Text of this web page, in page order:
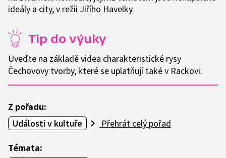
ideály a city, v režii Jiřího Havelky.
Tip do výuky
Uveďte na základě videa charakteristické rysy
Čechovovy tvorby, které se uplatňují také v Rackovi:
Z pořadu:
Události v kultuře
Přehrát celý pořad
Témata: